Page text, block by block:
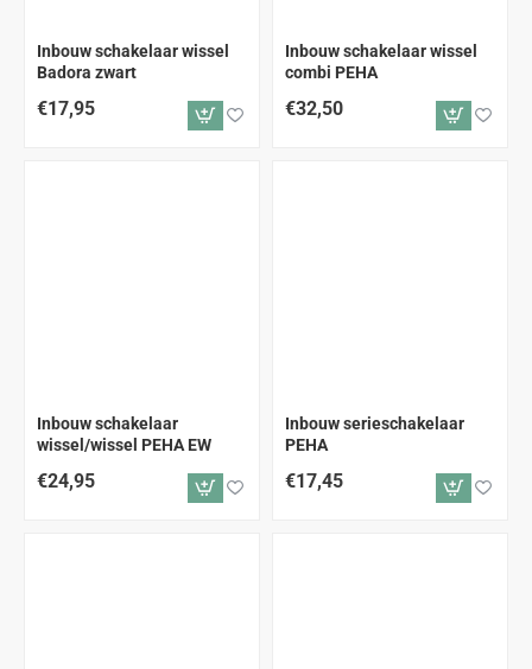
Inbouw schakelaar wissel
Badora zwart
€17,95
Inbouw schakelaar wissel
combi PEHA
€32,50
Inbouw schakelaar
wissel/wissel PEHA EW
€24,95
Inbouw serieschakelaar
PEHA
€17,45